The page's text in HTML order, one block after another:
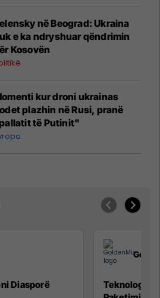
në Beograd: Ukraina
e ka ndryshuar qëndrimin
Kosovën
kur droni ukrainas
plazhin në Rusi, pranë
të Putinit"
Diasporë
Teknolog/e